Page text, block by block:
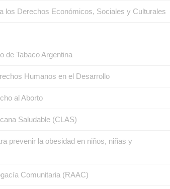
los Derechos Económicos, Sociales y Culturales
de Tabaco Argentina
Humanos en el Desarrollo
al Aborto
Saludable (CLAS)
prevenir la obesidad en niños, niñas y
Comunitaria (RAAC)